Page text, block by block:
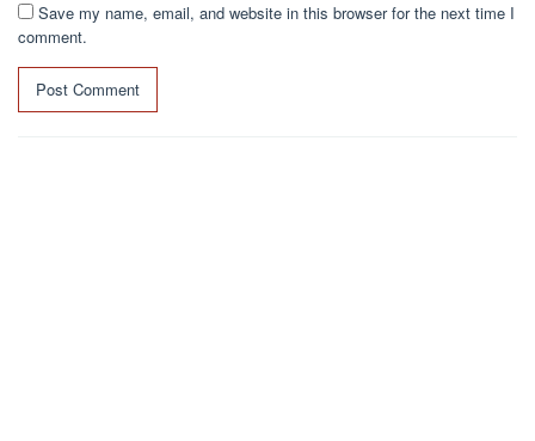
Save my name, email, and website in this browser for the next time I
comment.